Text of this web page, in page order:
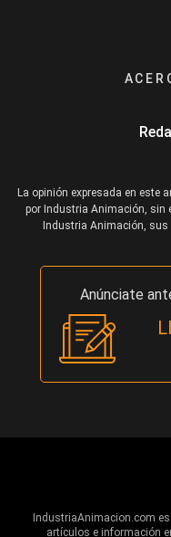
La opinión expresada en este
por Industria Animación, sin
Industria Animación, sus
Anúnciate
IndustriaAnimacion.com
artículos e información